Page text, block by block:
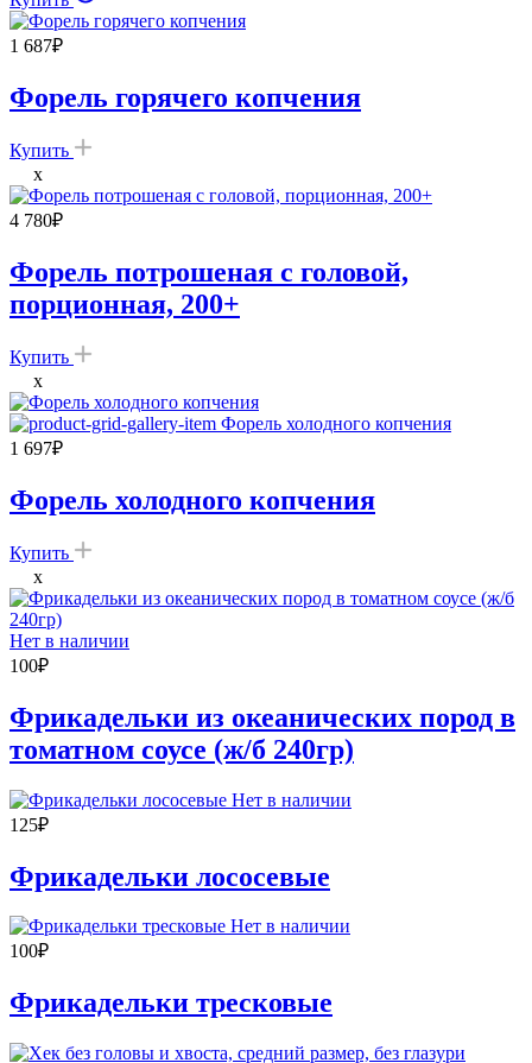
1 687₽
Форель горячего копчения
Купить
x
4 780₽
Форель потрошеная с головой,
порционная, 200+
Купить
x
1 697₽
Форель холодного копчения
Купить
x
Нет в наличии
100₽
Фрикадельки из океанических пород в
томатном соусе (ж/б 240гр)
Нет в наличии
125₽
Фрикадельки лососевые
Нет в наличии
100₽
Фрикадельки тресковые